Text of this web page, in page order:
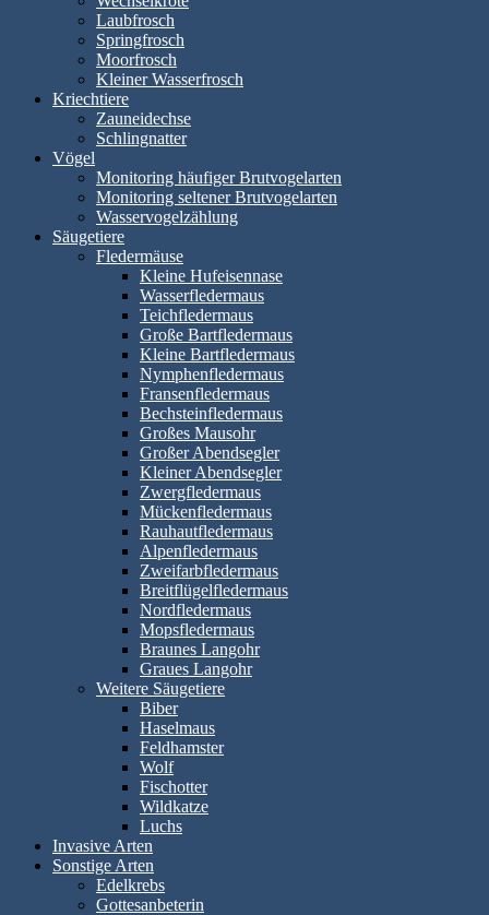
Laubfrosch
Springfrosch
Moorfrosch
Kleiner Wasserfrosch
Kriechtiere
Zauneidechse
Schlingnatter
Vögel
Monitoring häufiger Brutvogelarten
Monitoring seltener Brutvogelarten
Wasservogelzählung
Säugetiere
Fledermäuse
Kleine Hufeisennase
Wasserfledermaus
Teichfledermaus
Große Bartfledermaus
Kleine Bartfledermaus
Nymphenfledermaus
Fransenfledermaus
Bechsteinfledermaus
Großes Mausohr
Großer Abendsegler
Kleiner Abendsegler
Zwergfledermaus
Mückenfledermaus
Rauhautfledermaus
Alpenfledermaus
Zweifarbfledermaus
Breitflügelfledermaus
Nordfledermaus
Mopsfledermaus
Braunes Langohr
Graues Langohr
Weitere Säugetiere
Biber
Haselmaus
Feldhamster
Wolf
Fischotter
Wildkatze
Luchs
Invasive Arten
Sonstige Arten
Edelkrebs
Gottesanbeterin